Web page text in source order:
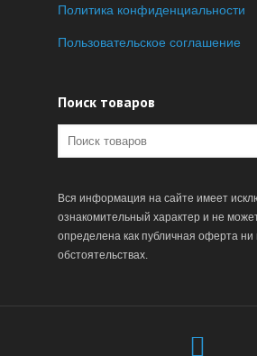
Политика конфиденциальности
Пользовательское соглашение
Поиск товаров
Вся информация на сайте имеет
ознакомительный характер и не
определена как публичная оферта ни
обстоятельствах.